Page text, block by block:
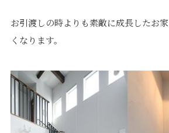
Other
リフォーム
採用情報
オーダー家具
来
カ
ご
お引渡しの時よりも素敵に成長したお
くなります。